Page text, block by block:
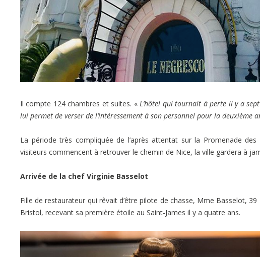
Il compte 124 chambres et suites. « L’hôtel qui tournait à perte il y a
lui permet de verser de l’intéressement à son personnel pour la deuxième
La période très compliquée de l’après attentat sur la Promenade
visiteurs commencent à retrouver le chemin de Nice, la ville gardera à
Arrivée de la chef Virginie Basselot
Fille de restaurateur qui rêvait d’être pilote de chasse, Mme Basselot,
Bristol, recevant sa première étoile au Saint-James il y a quatre ans.